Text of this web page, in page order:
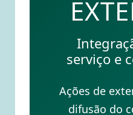
serviço e
Ações de
difusão do